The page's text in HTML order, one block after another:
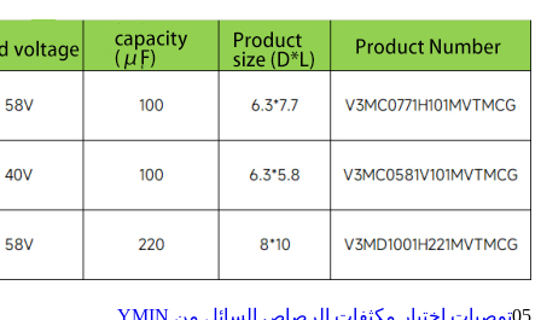
05توصيات اختيار مكثفات الرصاص السائل من YMIN